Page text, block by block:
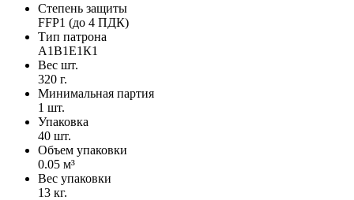
Степень защиты
FFP1 (до 4 ПДК)
Тип патрона
А1В1Е1К1
Вес шт.
320 г.
Минимальная партия
1 шт.
Упаковка
40 шт.
Объем упаковки
0.05 м³
Вес упаковки
13 кг.